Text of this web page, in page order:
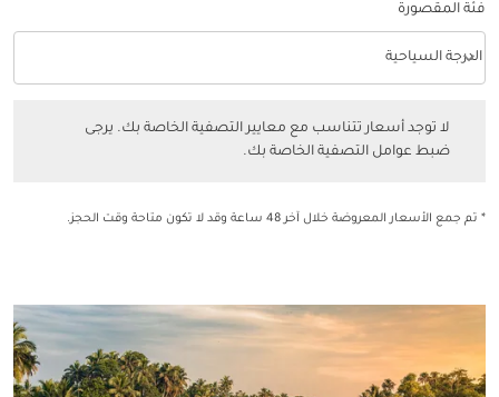
فئة المقصورة
فئة المقصورة option الدرجة السياحية Selected
الدرجة السياحية
keyboard_arrow_down
لا توجد أسعار تتناسب مع معايير التصفية الخاصة بك. يرجى
ضبط عوامل التصفية الخاصة بك.
* تم جمع الأسعار المعروضة خلال آخر 48 ساعة وقد لا تكون متاحة وقت الحجز.